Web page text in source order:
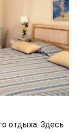
отдыха. Здесь